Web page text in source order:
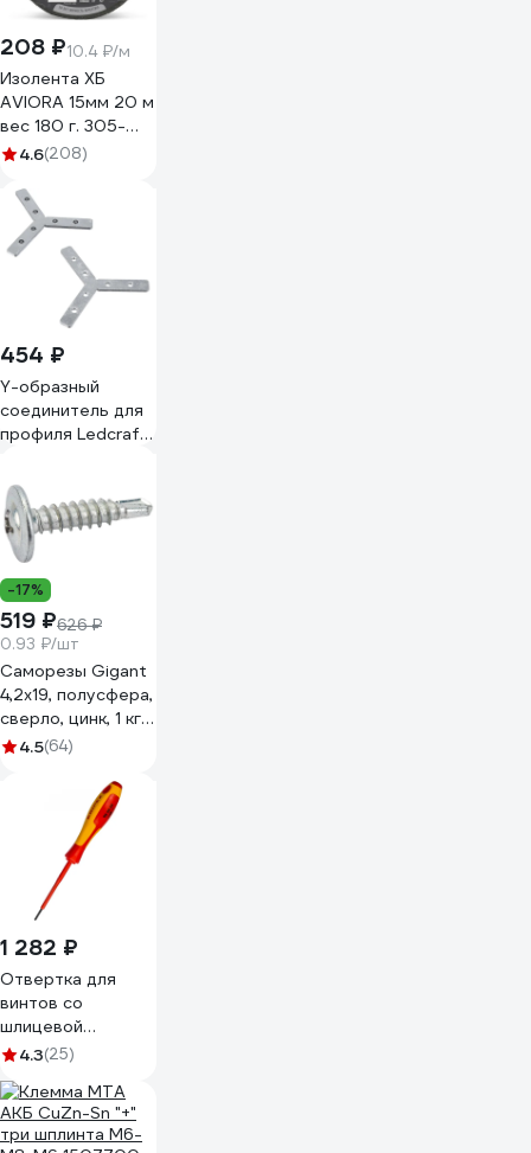
208 ₽10.4 ₽/м
Изолента ХБ
AVIORA 15мм 20 м
вес 180 г. 305-
0654.6(208)
454 ₽
Y-образный
соединитель для
профиля Ledcraft
-17%
519 ₽626 ₽
0.93 ₽/шт
Саморезы Gigant
4,2x19, полусфера,
сверло, цинк, 1 кг
(примерно 557
4.5(64)
1 282 ₽
Отвертка для
винтов со
шлицевой
головкой KNIPEX
4.3(25)